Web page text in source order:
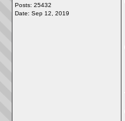
Posts: 25432
Date: Sep 12, 2019